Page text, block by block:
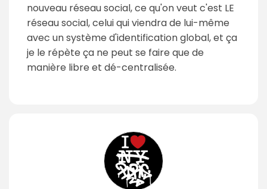
nouveau réseau social, ce qu'on veut c'est LE
réseau social, celui qui viendra de lui-même
avec un système d'identification global, et ça
je le répète ça ne peut se faire que de
manière libre et dé-centralisée.